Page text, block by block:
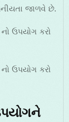
જાળવે છે.
ઉપયોગ કરો
ઉપયોગ કરો